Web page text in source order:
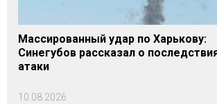
Массированный удар по Харькову:
Синегубов рассказал о
атаки
10.08.2026